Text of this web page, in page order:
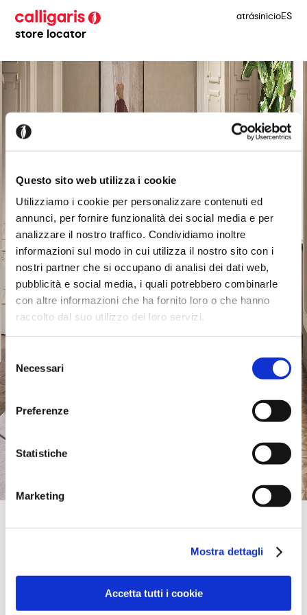
Questo sito web utilizza i cookie
Utilizziamo i cookie per personalizzare contenuti ed
annunci, per fornire funzionalità dei social media e per
analizzare il nostro traffico. Condividiamo inoltre
informazioni sul modo in cui utilizza il nostro sito con i
nostri partner che si occupano di analisi dei dati web,
pubblicità e social media, i quali potrebbero combinarle
con altre informazioni che ha fornito loro o che hanno
raccolto dal suo utilizzo dei loro servizi.
del
consenso
Necessari
Preferenze
Statistiche
Marketing
Mostra dettagli
Accetta tutti i cookie
store locator
atrásinicioES
ZONE UNEXPO A1 PARIS,
+33 03 28 55 25 80
seclin@mobilierdefrance.com